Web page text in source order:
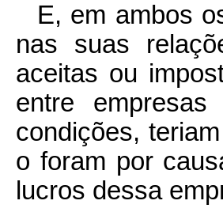
E, em ambos
nas suas
aceitas ou
entre
condições,
o foram por
lucros dessa